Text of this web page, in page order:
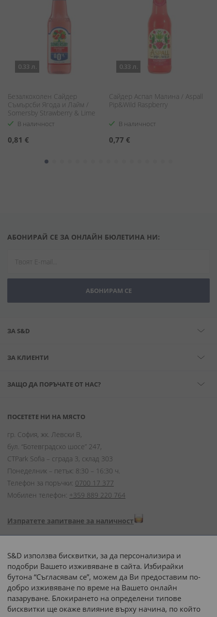
0.33 л.
Безалкохолен Сайдер
Съмърсби Ягода и Лайм /
Somersby Strawberry & Lime
Alcohol-Free
В наличност
0,81 €
0.33 л.
Сайдер Аспал Малина / Aspall
Pip&Wild Raspberry
В наличност
0,77 €
АБОНИРАЙ СЕ ЗА ОНЛАЙН БЮЛЕТИНА НИ:
АБОНИРАМ СЕ
ЗА S&D
ЗА КЛИЕНТИ
ЗАЩО ДА ПОРЪЧАТЕ ОТ НАС?
ПОСЕТЕТЕ НИ НА МЯСТО
гр. София, жк. Левски В,
бул. “Ботевградско шосе” 247,
CTPark Sofia – сграда 3, склад 303
Понеделник – петък: 8:30 – 16:30 ч.
Телефон за поръчки: 0700 17 377
Мобилен телефон: +359 889 220 764
Изпратете запитване за наличност
Начини на плащане:
Доставка до адрес с:
S&D използва бисквитки, за да персонализира и
подобри Вашето изживяване в сайта. Избирайки
бутона “Съгласявам се”, можем да Ви предоставим по-
добро изживяване по време на Вашето онлайн
пазаруване. Блокирането на определени типове
бисквитки ще окаже влияние върху начина, по който